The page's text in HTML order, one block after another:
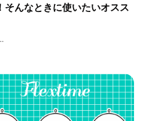
んなときに使いたいオスス